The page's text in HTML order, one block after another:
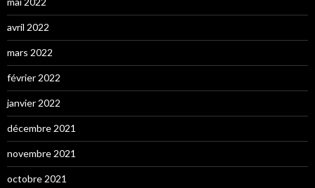
avril 2022
mars 2022
février 2022
janvier 2022
décembre 2021
novembre 2021
octobre 2021